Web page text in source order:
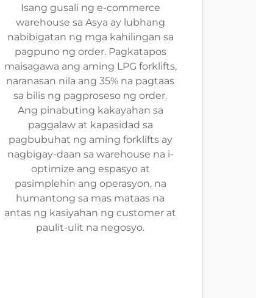
Isang gusali ng e-commerce
warehouse sa Asya ay lubhang
nabibigatan ng mga kahilingan sa
pagpuno ng order. Pagkatapos
maisagawa ang aming LPG forklifts,
naranasan nila ang 35% na pagtaas
sa bilis ng pagproseso ng order.
Ang pinabuting kakayahan sa
paggalaw at kapasidad sa
pagbubuhat ng aming forklifts ay
nagbigay-daan sa warehouse na i-
optimize ang espasyo at
pasimplehin ang operasyon, na
humantong sa mas mataas na
antas ng kasiyahan ng customer at
paulit-ulit na negosyo.